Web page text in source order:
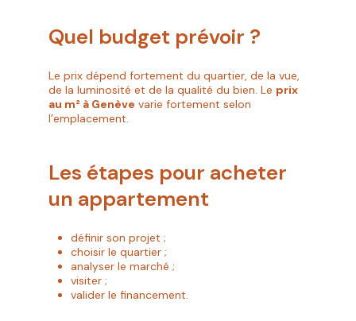
Quel budget prévoir ?
Le prix dépend fortement du quartier, de la vue,
de la luminosité et de la qualité du bien. Le prix
au m² à Genève varie fortement selon
l’emplacement.
Les étapes pour acheter
un appartement
définir son projet ;
choisir le quartier ;
analyser le marché ;
visiter ;
valider le financement.